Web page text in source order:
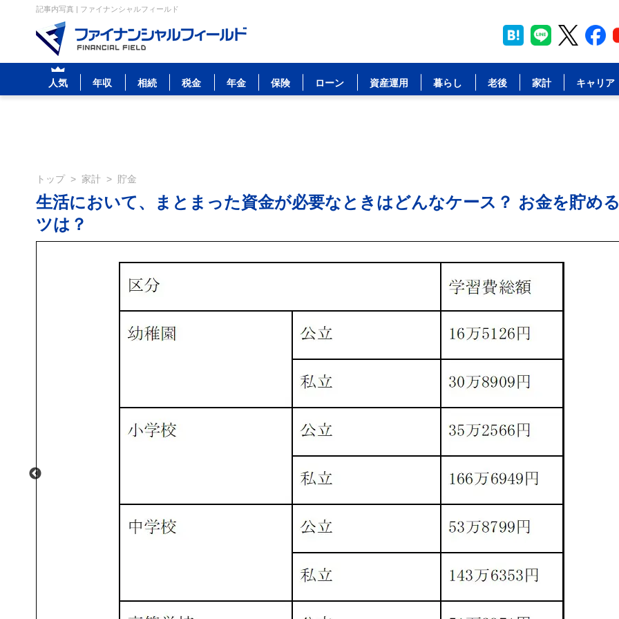
記事内写真 | ファイナンシャルフィールド
人気 年収 相続 税金 年金 保険 ローン 資産運用 暮らし 老後 家計 キャリア
トップ > 家計 > 貯金
生活において、まとまった資金が必要なときはどんなケース？ お金を貯め
ツは？